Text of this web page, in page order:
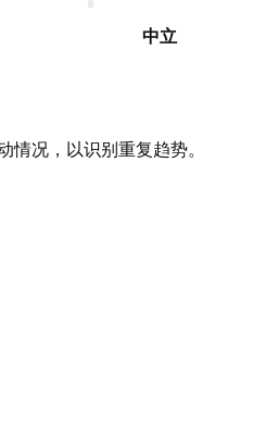
中立
情况，以识别重复趋势。